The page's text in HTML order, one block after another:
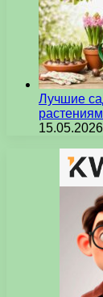
Лучшие
15.05.2026